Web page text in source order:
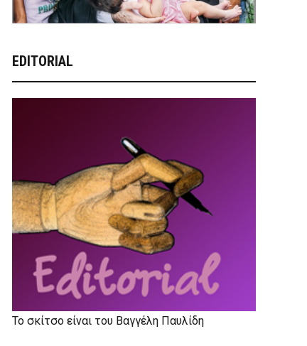
EDITORIAL
Το σκίτσο είναι του Βαγγέλη Παυλίδη